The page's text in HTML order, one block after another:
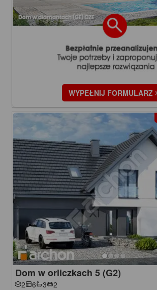
WYPEŁNIJ FORMULARZ
Dom w orliczkach 5 (G2)
2 6 3 2